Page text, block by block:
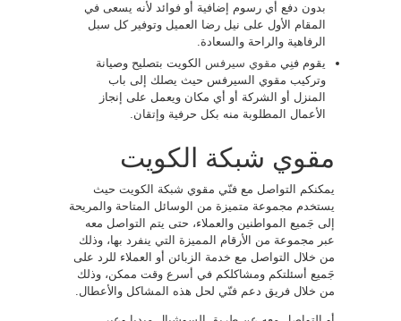
بدون دفع أي رسوم إضافية أو فوائد لأنه يسعى في
المقام الأول على نيل رضا العميل وتوفير كل سبل
الرفاهية والراحة والسعادة.
يقوم فنِي مقوي سيرفس الكويت بتصليح وصيانة
وتركيب مقوي السيرفس حيث يصلك إلى باب
المنزل أو الشركة أو أي مكان ويعمل على إنجاز
الأعمال المطلوبة منه بكل حرفية وإتقان.
مقوي شبكة الكويت
يمكنكم التواصل مع فنّي مقوي شبكة الكويت حيث
يستخدم مجموعة متميزة من الوسائل المتاحة والمريحة
إلى جَميع المواطنين والعملاء، حتى يتم التواصل معه
عبر مجموعة من الأرقام المميزة التي ينفرد بها، وذلك
من خلال التواصل مع خدمة الزبائن أو العملاء للرد على
جَميع أسئلتكم ومشاكلكم في أسرع وقت ممكن، وذلك
من خلال فريق دعم فنّي لحل هذه المشاكل والأعطال.